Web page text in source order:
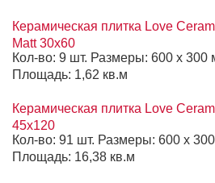
Керамическая плитка Love
Matt 30x60
Кол-во: 9 шт. Размеры: 600 х 300
Площадь: 1,62 кв.м
Керамическая плитка Love
45x120
Кол-во: 91 шт. Размеры: 600 х
Площадь: 16,38 кв.м